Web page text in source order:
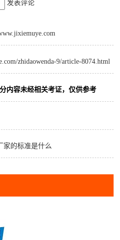
发表评论
zhidaowenda-9/article-8074.html
内容未经相关考证，仅供参考
家的标准是什么